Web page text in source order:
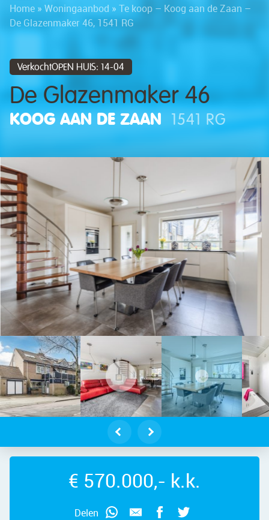
Home » Woningaanbod » Te koop – Koog aan de Zaan –
De Glazenmaker 46, 1541 RG
VerkochtOPEN HUIS: 14-04
De Glazenmaker 46
KOOG AAN DE ZAAN 1541 RG
de Zaan – De Glazenmaker
Delen
€ 570.000,- k.k.